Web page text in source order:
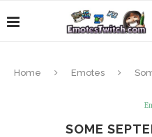
Home Emotes
SOME